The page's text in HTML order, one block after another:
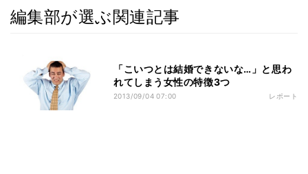
編集部が選ぶ関連記事
「こいつとは結婚できないな…」と思わ
れてしまう女性の特徴3つ
2013/09/04 07:00 レポート